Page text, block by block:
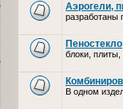
Аэрогели,
разработаны
Пеностекло
блоки, плиты,
В одном